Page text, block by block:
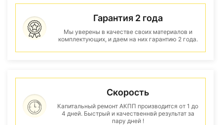
Гарантия 2 года
Мы уверены в качестве своих материалов и
комплектующих, и даем на них гарантию 2 года.
Скорость
Капитальный ремонт АКПП производится от 1 до
4 дней. Быстрый и качественнвй результат за
пару дней !